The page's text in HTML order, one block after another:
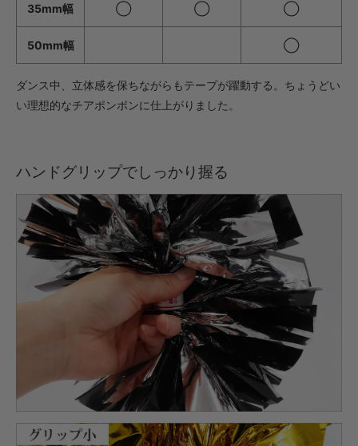
・【完成仕上】ｸﾞﾘｯﾌﾟ小
1,034円(税込)
・【完成仕上】ｸﾞﾘｯﾌﾟ大
・【カット仕上】ｸﾞﾘｯﾌﾟ小
605円(税込)
・【完成仕上】ｸﾞﾘｯﾌﾟ小
・【完成仕上】ｸﾞﾘｯﾌﾟ大
1,243円(税込)
・【カット仕上】ｸﾞﾘｯﾌﾟ小
748円(税込)
・【カット仕上】ｸﾞﾘｯﾌﾟ大
792円(税込)
・【完成仕上】ｸﾞﾘｯﾌﾟ小
1,496円(税込)
・【完成仕上】ｸﾞﾘｯﾌﾟ大
1,540円(税込)
・【カット仕上】ｸﾞﾘｯﾌﾟ小
605円(税込)
35mm幅 ◯ ◯ ◯
50mm幅 ◯
ダンス中、立体感を保ちながらもテープが躍動する。ちょうどい
い理想的なチアポンポンに仕上がりました。
ハンドグリップでしっかり握る